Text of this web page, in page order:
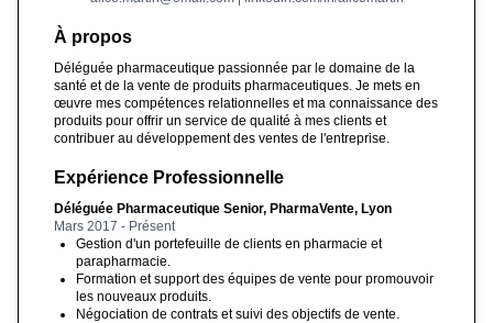
À propos
Déléguée pharmaceutique passionnée par le domaine de la
santé et de la vente de produits pharmaceutiques. Je mets en
œuvre mes compétences relationnelles et ma connaissance des
produits pour offrir un service de qualité à mes clients et
contribuer au développement des ventes de l'entreprise.
Expérience Professionnelle
Déléguée Pharmaceutique Senior, PharmaVente, Lyon
Mars 2017 - Présent
Gestion d'un portefeuille de clients en pharmacie et
parapharmacie.
Formation et support des équipes de vente pour promouvoir
les nouveaux produits.
Négociation de contrats et suivi des objectifs de vente.